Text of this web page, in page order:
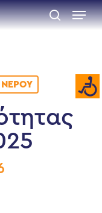
search
Menu
ΝΕΡΟΎ